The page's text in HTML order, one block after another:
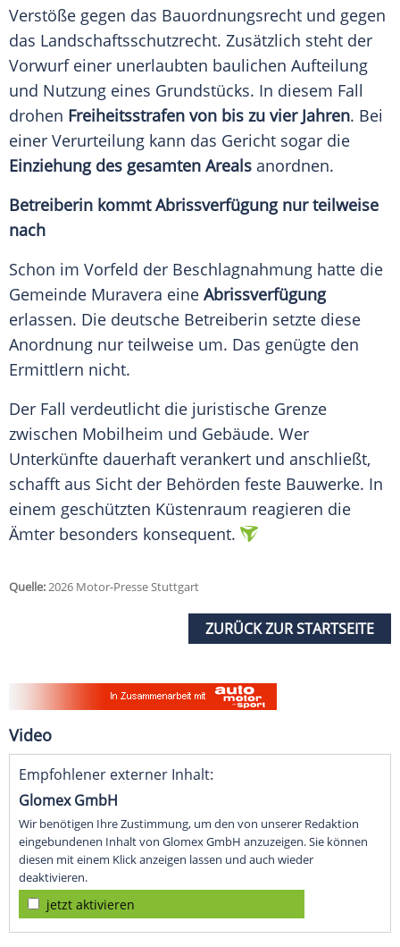
Verstöße gegen das Bauordnungsrecht und gegen
das Landschaftsschutzrecht. Zusätzlich steht der
Vorwurf einer unerlaubten baulichen Aufteilung
und Nutzung eines Grundstücks. In diesem Fall
drohen Freiheitsstrafen von bis zu vier Jahren. Bei
einer Verurteilung kann das Gericht sogar die
Einziehung des gesamten Areals anordnen.
Betreiberin kommt Abrissverfügung nur teilweise
nach
Schon im Vorfeld der Beschlagnahmung hatte die
Gemeinde Muravera eine Abrissverfügung
erlassen. Die deutsche Betreiberin setzte diese
Anordnung nur teilweise um. Das genügte den
Ermittlern nicht.
Der Fall verdeutlicht die juristische Grenze
zwischen Mobilheim und Gebäude. Wer
Unterkünfte dauerhaft verankert und anschließt,
schafft aus Sicht der Behörden feste Bauwerke. In
einem geschützten Küstenraum reagieren die
Ämter besonders konsequent.
Quelle:2026 Motor-Presse Stuttgart
ZURÜCK ZUR STARTSEITE
Video
Empfohlener externer Inhalt:
Glomex GmbH
Wir benötigen Ihre Zustimmung, um den von unserer Redaktion
eingebundenen Inhalt von Glomex GmbH anzuzeigen. Sie können
diesen mit einem Klick anzeigen lassen und auch wieder
deaktivieren.
jetzt aktivieren